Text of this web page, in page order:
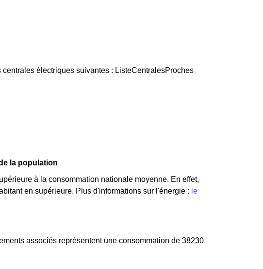
électriques suivantes : ListeCentralesProches
la population
à la consommation nationale moyenne. En effet,
en supérieure. Plus d'informations sur l'énergie : le
associés représentent une consommation de 38230